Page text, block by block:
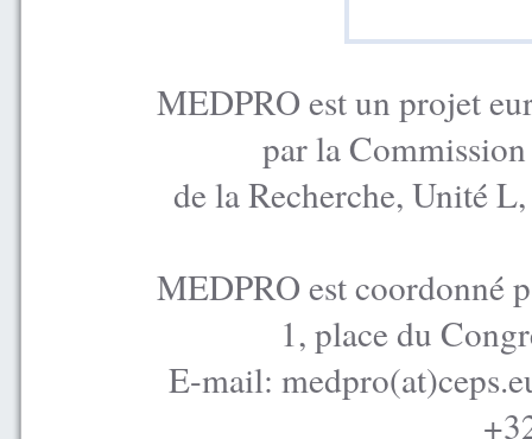
MEDPRO est un projet
par la
de la Recherche, Unité
MEDPRO est coordonné
1, place du
E-mail: